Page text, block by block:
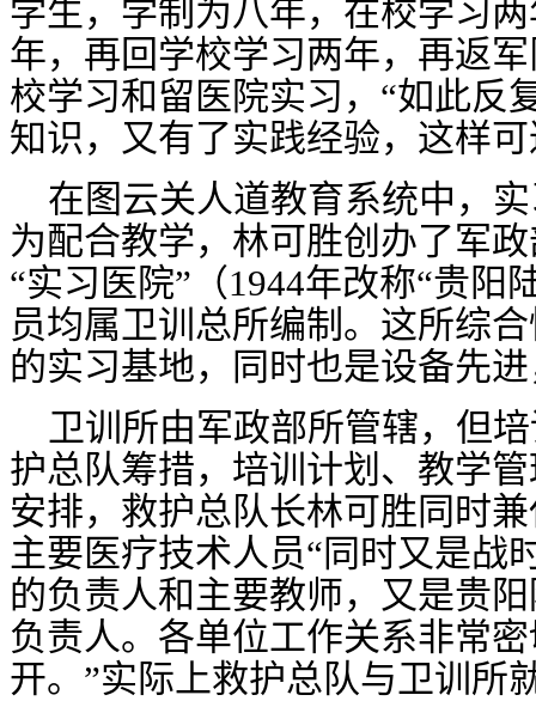
学生，学制为八年，在校学习
年，再回学校学习两年，再返
校学习和留医院实习，“如此反
知识，又有了实践经验，这样
在图云关人道教育系统中，
为配合教学，林可胜创办了军
“实习医院”（1944年改称“贵阳
员均属卫训总所编制。这所综
的实习基地，同时也是设备先
卫训所由军政部所管辖，但
护总队筹措，培训计划、教学
安排，救护总队长林可胜同时
主要医疗技术人员“同时又是战
的负责人和主要教师，又是贵
负责人。各单位工作关系非常
开。”实际上救护总队与卫训所